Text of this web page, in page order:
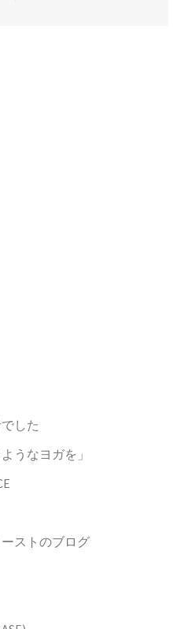
した
うなヨガを」
ストのブログ